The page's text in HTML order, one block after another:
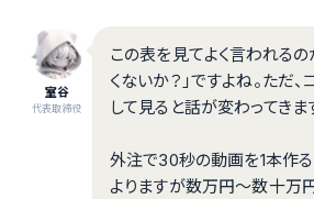
室谷
代表取締役
この表を見てよく言われる
くないか？」ですよね。ただ
して見ると話が変わってきま
外注で30秒の動画を1本作る
よりますが数万円〜数十万